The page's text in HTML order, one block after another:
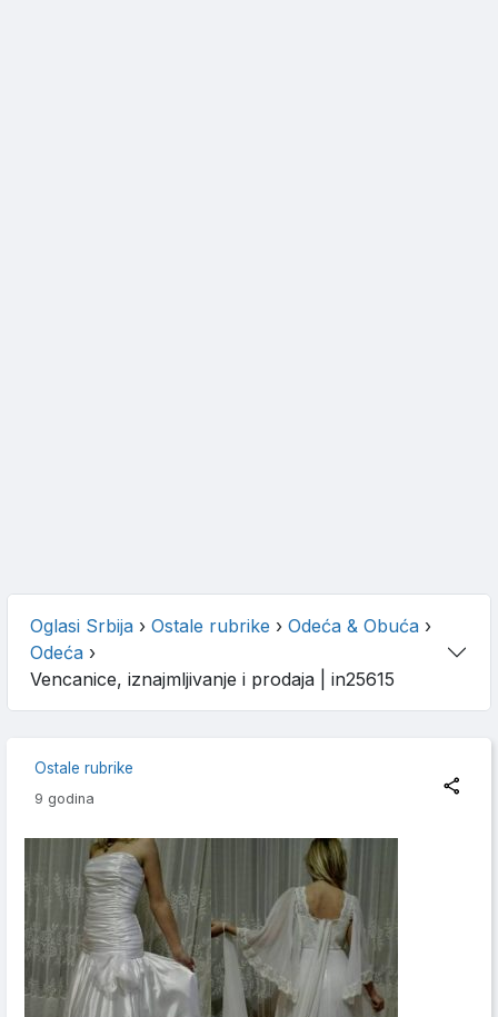
Oglasi Srbija › Ostale rubrike › Odeća & Obuća ›
Odeća ›
Vencanice, iznajmljivanje i prodaja | in25615
Ostale rubrike
9 godina